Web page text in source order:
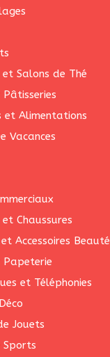
Salons de Thé
et Alimentations
Vacances
Chaussures
Accessoires Beauté
Papeterie
et Téléphonies
Jouets
Sports